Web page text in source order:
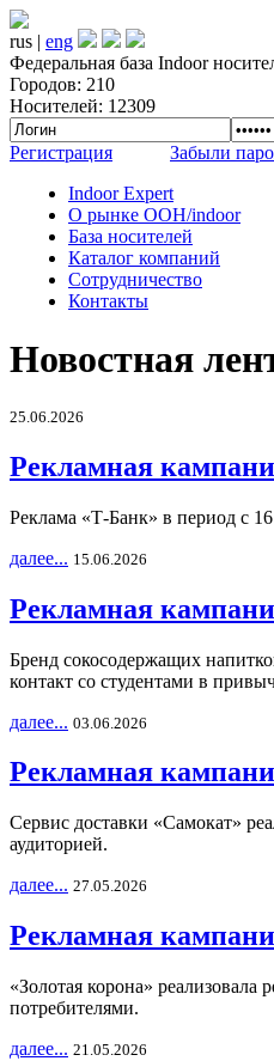
rus | eng
Федеральная база Indoor
Городов: 210
Носителей: 12309
Регистрация
Забыли
Indoor Expert
О рынке OOH/indoor
База носителей
Каталог компаний
Сотрудничество
Контакты
Новостная
25.06.2026
Рекламная
Реклама «Т-Банк» в период с
далее... 15.06.2026
Рекламная
Бренд сокосодержащих
контакт со студентами в
далее... 03.06.2026
Рекламная
Сервис доставки «Самокат»
аудиторией.
далее... 27.05.2026
Рекламная
«Золотая корона»
потребителями.
далее... 21.05.2026